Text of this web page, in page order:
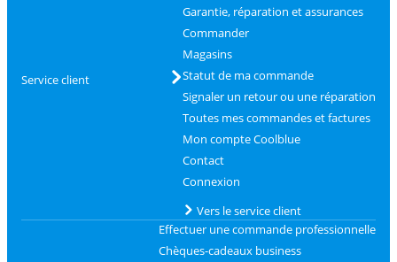
Service client
Garantie, réparation et assurances
Commander
Magasins
Statut de ma commande
Signaler un retour ou une réparation
Toutes mes commandes et factures
Mon compte Coolblue
Contact
Connexion
Vers le service client
Effectuer une commande professionnelle
Chèques-cadeaux business